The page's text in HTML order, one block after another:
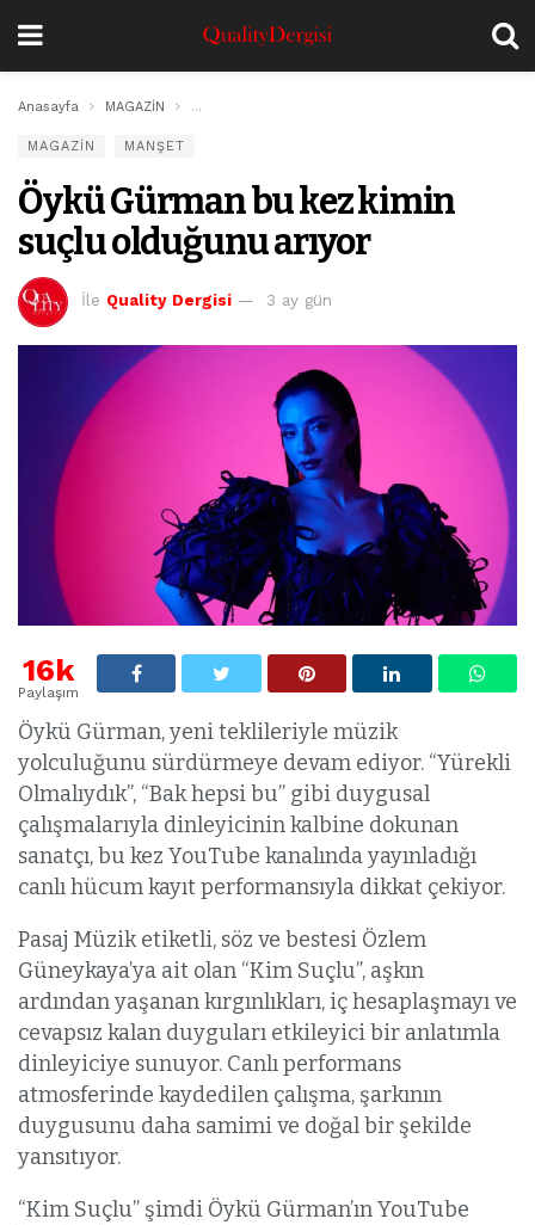
Anasayfa MAGAZİN Öykü Gürman bu kez kimin suçlu olduğunu arıyor
MAGAZİN MANŞET
Öykü Gürman bu kez kimin
suçlu olduğunu arıyor
İle Quality Dergisi 3 ay gün
16k
Paylaşım
Öykü Gürman, yeni teklileriyle müzik
yolculuğunu sürdürmeye devam ediyor. “Yürekli
Olmalıydık”, “Bak hepsi bu” gibi duygusal
çalışmalarıyla dinleyicinin kalbine dokunan
sanatçı, bu kez YouTube kanalında yayınladığı
canlı hücum kayıt performansıyla dikkat çekiyor.
Pasaj Müzik etiketli, söz ve bestesi Özlem
Güneykaya’ya ait olan “Kim Suçlu”, aşkın
ardından yaşanan kırgınlıkları, iç hesaplaşmayı ve
cevapsız kalan duyguları etkileyici bir anlatımla
dinleyiciye sunuyor. Canlı performans
atmosferinde kaydedilen çalışma, şarkının
duygusunu daha samimi ve doğal bir şekilde
yansıtıyor.
“Kim Suçlu” şimdi Öykü Gürman’ın YouTube